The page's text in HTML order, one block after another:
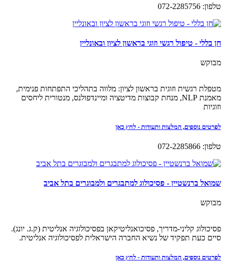
טלפון: 072-2285756
חן בללי - טיפול רגשי וזוגי בראשון לציון ובאונליין
מבוקש
מטפלת רגשית וזוגית בראשון לציון: מלווה בתהליכי התפתחות פנימית,
מאמנת NLP, מנחת קבוצות מדיטציה ומיינדפולנס, מנטורית ליחסים
וזוגיות
לפרטים נוספים, המלצות ותעודות - לחץ כאן
טלפון: 072-2285866
שמואל ברנשטיין - פסיכולוג למתבגרים ולמבוגרים בתל אביב
מבוקש
פסיכולוג קליני-מדריך, פסיכואנליטיקאן בפסיכולוגיה אנליטית (ק.ג. יונג).
סיים כעת תפקיד של נשיא החברה הישראלית לפסיכולוגיה אנליטית.
לפרטים נוספים, המלצות ותעודות - לחץ כאן